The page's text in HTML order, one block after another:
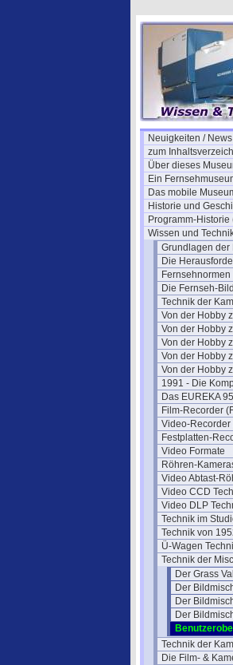
Neuigkeiten / News
zum
Über dieses
Ein
Das mobile
Historie und
Programm-Historie
Wissen und
Grundlagen der
Die
Fernsehnormen
Die Fernseh-
Technik der
Von der Hobby
Von der Hobby
Von der Hobby
Von der Hobby
Von der Hobby
1991 - Die
Das EUREKA
Film-Recorder
Video-Recorder
Festplatten-
Video Formate
Röhren-
Video Abtast-
Video CCD
Video DLP
Technik im
Technik von
Ü-Wagen
Technik der
Der Grass
Der
Der
Der
Technik der
Die Film- &